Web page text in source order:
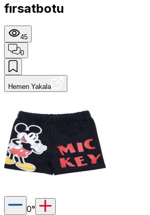
fırsatbotu
45
0
Hemen Yakala
0°